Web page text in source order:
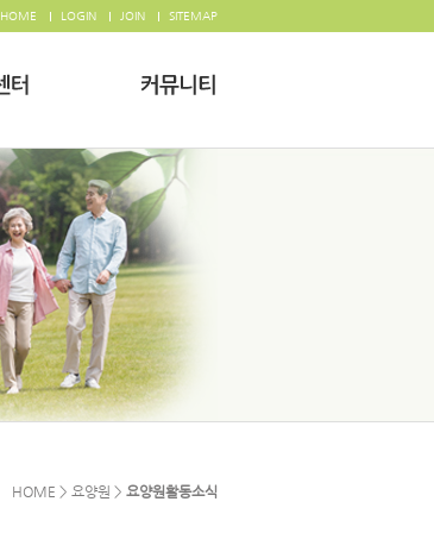
HOME LOGIN JOIN SITEMAP
HOME > 요양원 > 요양원활동소식